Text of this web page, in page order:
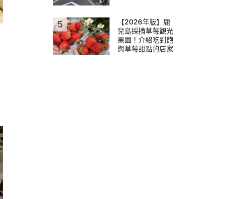
【2026年版】鹿
兒島採摘草莓觀光
果園！介紹吃到飽
與草莓甜點的店家